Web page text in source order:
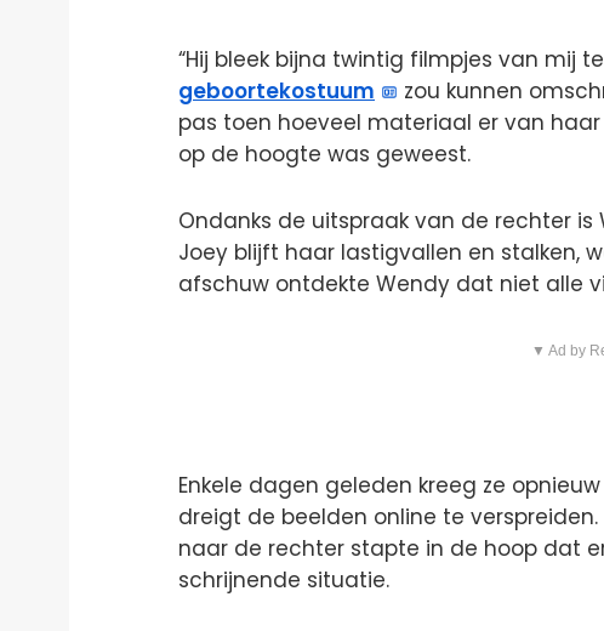
“Hij bleek bijna twintig filmpjes van mij
geboortekostuum
zou kunnen
pas toen hoeveel materiaal er van
op de hoogte was geweest.
Ondanks de uitspraak van de rechter
Joey blijft haar lastigvallen en stalken,
afschuw ontdekte Wendy dat niet alle
▼ Ad by
Enkele dagen geleden kreeg ze opnieuw
dreigt de beelden online te
naar de rechter stapte in de hoop dat
schrijnende situatie.